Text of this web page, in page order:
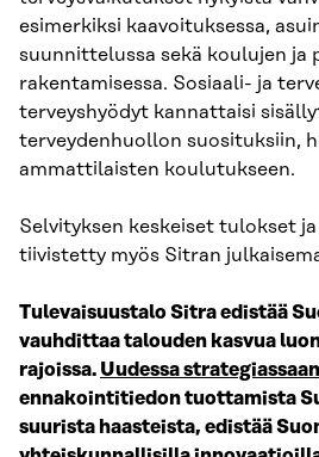
esimerkiksi kaavoituksessa,
suunnittelussa sekä koulujen ja
rakentamisessa. Sosiaali- ja
terveyshyödyt kannattaisi
terveydenhuollon suosituksiin,
ammattilaisten koulutukseen.
Selvityksen keskeiset tulokset
tiivistetty myös Sitran
Tulevaisuustalo Sitra edistää
vauhdittaa talouden kasvua
rajoissa. Uudessa strategiassaan
ennakointitiedon tuottamista
suurista haasteista, edistää